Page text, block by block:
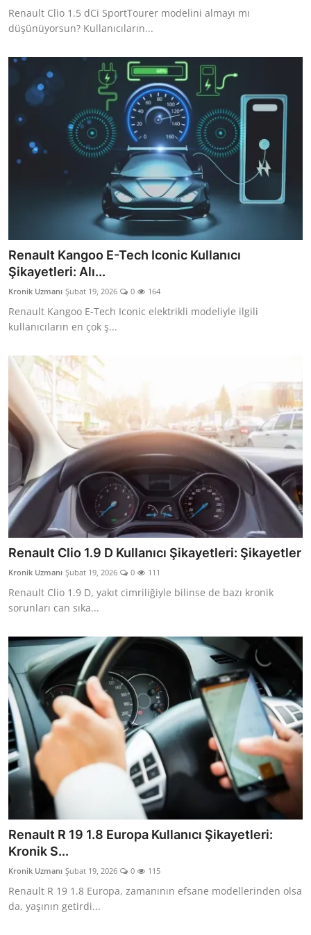
Renault Clio 1.5 dCi SportTourer modelini almayı mı
düşünüyorsun? Kullanıcıların...
Renault Kangoo E-Tech Iconic Kullanıcı
Şikayetleri: Alı...
Kronik Uzmanı Şubat 19, 2026 0 164
Renault Kangoo E-Tech Iconic elektrikli modeliyle ilgili
kullanıcıların en çok ş...
Renault Clio 1.9 D Kullanıcı Şikayetleri: Şikayetler
Kronik Uzmanı Şubat 19, 2026 0 111
Renault Clio 1.9 D, yakıt cimriliğiyle bilinse de bazı kronik
sorunları can sıka...
Renault R 19 1.8 Europa Kullanıcı Şikayetleri:
Kronik S...
Kronik Uzmanı Şubat 19, 2026 0 115
Renault R 19 1.8 Europa, zamanının efsane modellerinden olsa
da, yaşının getirdi...